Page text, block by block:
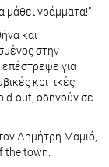
μάθει γράμματα!”
και
στην
για
κριτικές
out, οδηγούν σε
Δημήτρη Μαμιό,
the town.